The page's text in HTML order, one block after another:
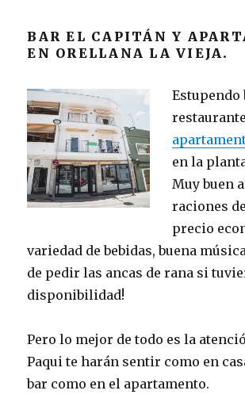
BAR EL CAPITÁN Y
EN ORELLANA LA VIEJA.
Estupendo
en la
Muy buen
raciones
precio
variedad de bebidas, buena
de pedir las ancas de rana si
disponibilidad!
Pero lo mejor de todo es la
Paqui te harán sentir como en
bar como en el apartamento.